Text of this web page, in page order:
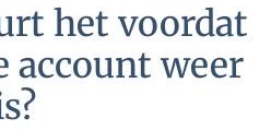
het voordat
account weer